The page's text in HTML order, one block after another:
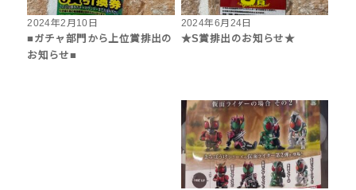
2024年2月10日
■ガチャ部門から上位賞排出の
お知らせ■
2024年6月24日
★S賞排出のお知らせ★